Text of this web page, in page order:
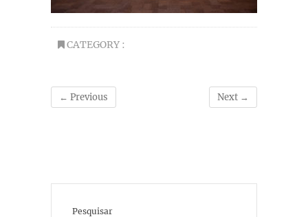
CATEGORY :
← Previous Next →
Pesquisar